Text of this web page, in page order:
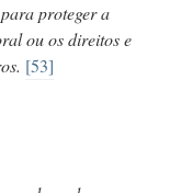
proteger a
ou os direitos e
[53]